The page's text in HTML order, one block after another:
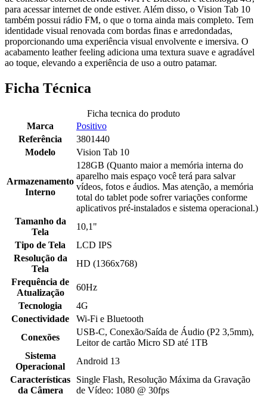
para acessar internet de onde estiver. Além disso, o Vision Tab 10
também possui rádio FM, o que o torna ainda mais completo. Tem
identidade visual renovada com bordas finas e arredondadas,
proporcionando uma experiência visual envolvente e imersiva. O
acabamento leather feeling adiciona uma textura suave e agradável
ao toque, elevando a experiência de uso a outro patamar.
Ficha Técnica
Ficha tecnica do produto
Marca
Positivo
Referência
3801440
Modelo
Vision Tab 10
Armazenamento
Interno
128GB (Quanto maior a memória interna do
aparelho mais espaço você terá para salvar
vídeos, fotos e áudios. Mas atenção, a memória
total do tablet pode sofrer variações conforme
aplicativos pré-instalados e sistema operacional.)
Tamanho da
Tela
10,1"
Tipo de Tela
LCD IPS
Resolução da
Tela
HD (1366x768)
Frequência de
Atualização
60Hz
Tecnologia
4G
Conectividade
Wi-Fi e Bluetooth
Conexões
USB-C, Conexão/Saída de Áudio (P2 3,5mm),
Leitor de cartão Micro SD até 1TB
Sistema
Operacional
Android 13
Características
da Câmera
Single Flash, Resolução Máxima da Gravação
de Vídeo: 1080 @ 30fps